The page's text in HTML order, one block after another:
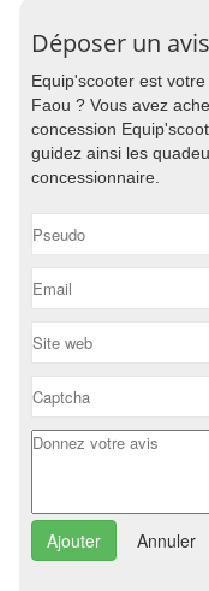
Déposer un avis
Equip'scooter est
Faou ? Vous avez
concession
guidez ainsi les
concessionnaire.
Annuler